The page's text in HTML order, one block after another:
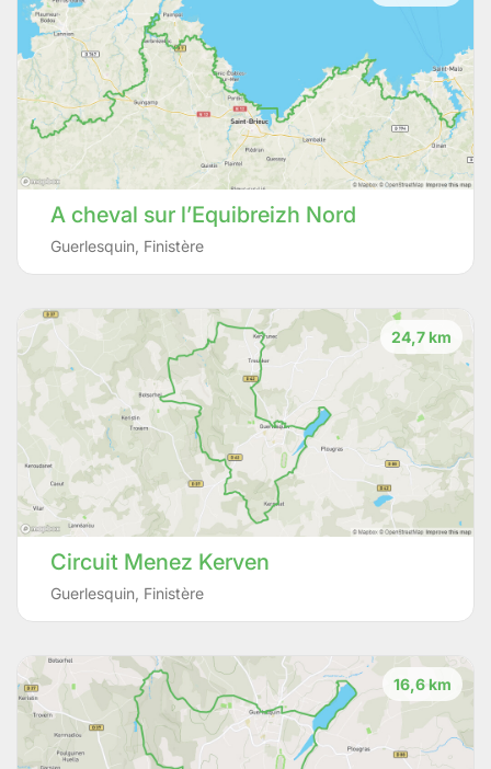
A cheval sur l’Equibreizh Nord
Guerlesquin Finistère
24,7 km
Circuit Menez Kerven
Guerlesquin Finistère
16,6 km